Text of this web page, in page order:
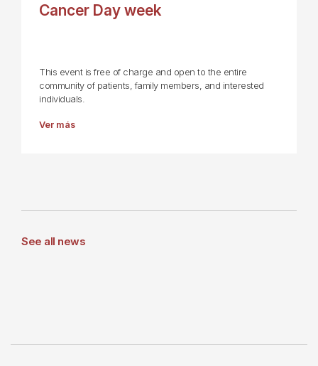
Cancer Day week
This event is free of charge and open to the entire
community of patients, family members, and interested
individuals.
Ver más
See all news